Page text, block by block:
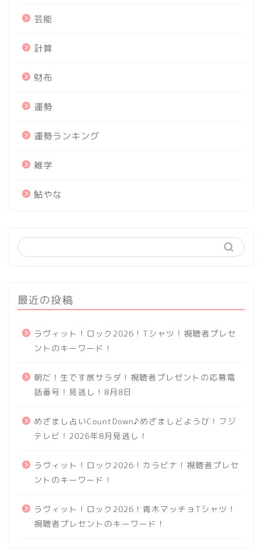
芸能
計算
財布
運勢
運勢ランキング
雑学
鮎やな
最近の投稿
ラヴィット！ロック2026！Tシャツ！視聴者プレセ
ントのキーワード！
朝だ！生です旅サラダ！視聴者プレゼントの応募電
話番号！見逃し！8月8日
めざまし占いCountDown♪めざましどようび！フジ
テレビ！2026年8月見逃し！
ラヴィット！ロック2026！カラビナ！視聴者プレセ
ントのキーワード！
ラヴィット！ロック2026！青木マッチョTシャツ！
視聴者プレセントのキーワード！